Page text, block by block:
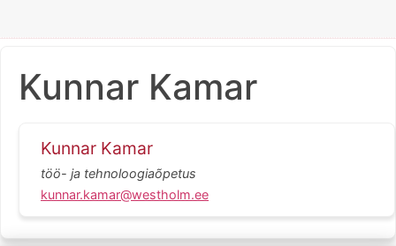
Kunnar Kamar
Kunnar Kamar
töö- ja tehnoloogiaõpetus
kunnar.kamar@westholm.ee